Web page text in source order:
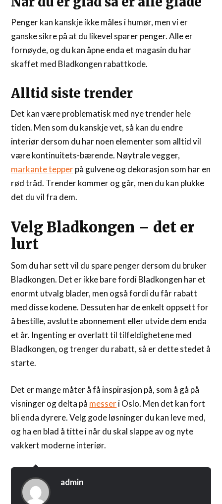
Penger kan kanskje ikke måles i humør, men vi er
ganske sikre på at du likevel sparer penger. Alle er
fornøyde, og du kan åpne enda et magasin du har
skaffet med Bladkongen rabattkode.
Alltid siste trender
Det kan være problematisk med nye trender hele
tiden. Men som du kanskje vet, så kan du endre
interiør dersom du har noen elementer som alltid vil
være kontinuitets-bærende. Nøytrale vegger,
markante tepperpå gulvene og dekorasjon som har en
rød tråd. Trender kommer og går, men du kan plukke
det du vil fra dem.
Velg Bladkongen – det er
lurt
Som du har sett vil du spare penger dersom du bruker
Bladkongen. Det er ikke bare fordi Bladkongen har et
enormt utvalg blader, men også fordi du får rabatt
med disse kodene. Dessuten har de enkelt oppsett for
å bestille, avslutte abonnement eller utvide dem enda
et år. Ingenting er overlatt til tilfeldighetene med
Bladkongen, og trenger du rabatt, så er dette stedet å
starte.
Det er mange måter å få inspirasjon på, som å gå på
visninger og delta på messeri Oslo. Men det kan fort
bli enda dyrere. Velg gode løsninger du kan leve med,
og ha en blad å titte i når du skal slappe av og nyte
vakkert moderne interiør.
admin